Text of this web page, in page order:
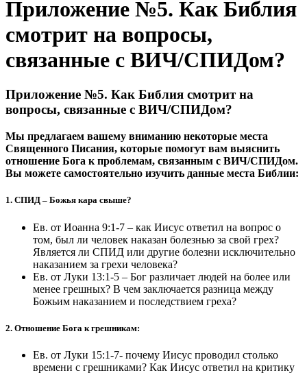
Приложение №5. Как Библия
смотрит на вопросы,
связанные с ВИЧ/СПИДом?
Приложение №5. Как Библия смотрит на
вопросы, связанные с ВИЧ/СПИДом?
Мы предлагаем вашему вниманию некоторые места
Священного Писания, которые помогут вам выяснить
отношение Бога к проблемам, связанным с ВИЧ/СПИДом.
Вы можете самостоятельно изучить данные места Библии:
1. СПИД – Божья кара свыше?
Ев. от Иоанна 9:1-7 – как Иисус ответил на вопрос о
том, был ли человек наказан болезнью за свой грех?
Является ли СПИД или другие болезни исключительно
наказанием за грехи человека?
Ев. от Луки 13:1-5 – Бог различает людей на более или
менее грешных? В чем заключается разница между
Божьим наказанием и последствием греха?
2. Отношение Бога к грешникам:
Ев. от Луки 15:1-7- почему Иисус проводил столько
времени с грешниками? Как Иисус ответил на критику